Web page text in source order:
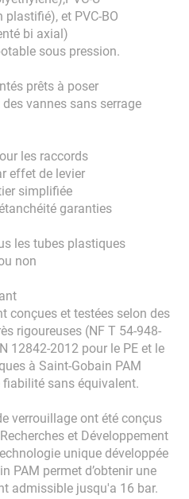
et PVC-BO
bi axial)
sous pression.
prêts à poser
vannes sans serrage
les raccords
effet de levier
simplifiée
garanties
les tubes plastiques
non
conçues et testées selon des
rigoureuses (NF T 54-948-
12842-2012 pour le PE et le
à Saint-Gobain PAM
sans équivalent.
verrouillage ont été conçus
et Développement
unique développée
PAM permet d’obtenir une
admissible jusqu'a 16 bar.